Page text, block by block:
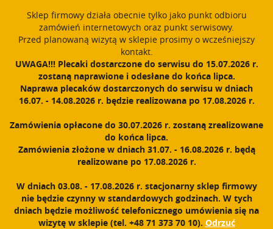
{dataLayer.push(arguments);} gtag('js', new Date()); gtag('config',
'UA-11892555-1');
PROUDLY MADE IN POLAND SINCE 1984 Polski
Zarejestruj się Zaloguj się 0
N
w
g
j
a
Yeti
Sklep firmowy działa obecnie tylko jako punkt odbioru
zamówień internetowych oraz punkt serwisowy.
Przed planowaną wizytą w sklepie prosimy o wcześniejszy
kontakt.
UWAGA!!! Plecaki dostarczone do serwisu do 15.07.2026 r.
zostaną naprawione i odesłane do końca lipca.
Naprawa plecaków dostarczonych do serwisu w dniach
16.07. - 14.08.2026 r. będzie realizowana po 17.08.2026 r.
Zamówienia opłacone do 30.07.2026 r. zostaną zrealizowane
do końca lipca.
Zamówienia złożone w dniach 31.07. - 16.08.2026 r. będą
realizowane po 17.08.2026 r.
W dniach 03.08. - 17.08.2026 r. stacjonarny sklep firmowy
nie będzie czynny w standardowych godzinach. W tych
dniach będzie możliwość telefonicznego umówienia się na
wizytę w sklepie (tel. +48 71 373 70 10). Odrzuć